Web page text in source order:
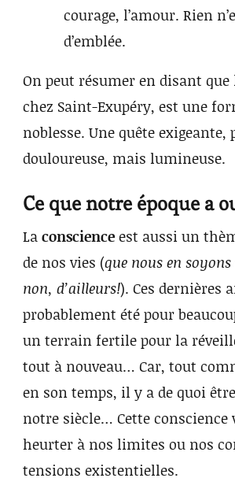
courage, l’amour. Rien
d’emblée.
On peut résumer en disant que
chez Saint-Exupéry, est une
noblesse. Une quête exigeante,
douloureuse, mais lumineuse.
Ce que notre époque a
Laconscienceest aussi un
de nos vies (que nous en
non, d’ailleurs!). Ces dernières
probablement été pour
un terrain fertile pour la
tout à nouveau… Car, tout
en son temps, il y a de quoi
notre siècle… Cette conscience
heurter à nos limites ou nos
tensions existentielles.